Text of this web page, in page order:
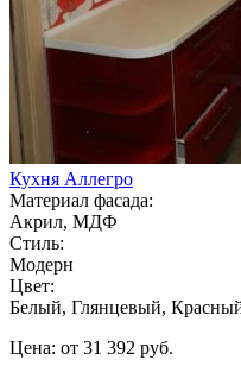
Кухня Аллегро
Материал фасада:
Акрил, МДФ
Стиль:
Модерн
Цвет:
Белый, Глянцевый,
Цена: от 31 392 руб.